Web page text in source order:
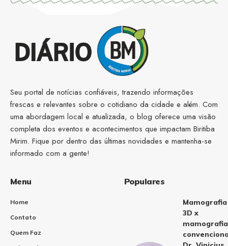
Seu portal de notícias confiáveis, trazendo informações
frescas e relevantes sobre o cotidiano da cidade e além. Com
uma abordagem local e atualizada, o blog oferece uma visão
completa dos eventos e acontecimentos que impactam Biritiba
Mirim. Fique por dentro das últimas novidades e mantenha-se
informado com a gente!
Menu
Home
Contato
Quem Faz
Populares
Mamografia
3D x
mamografia